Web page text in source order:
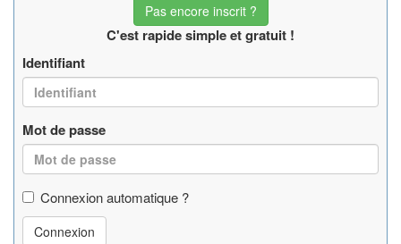
Pas encore inscrit ?
C'est rapide simple et gratuit !
Identifiant
Mot de passe
Connexion automatique ?
Connexion